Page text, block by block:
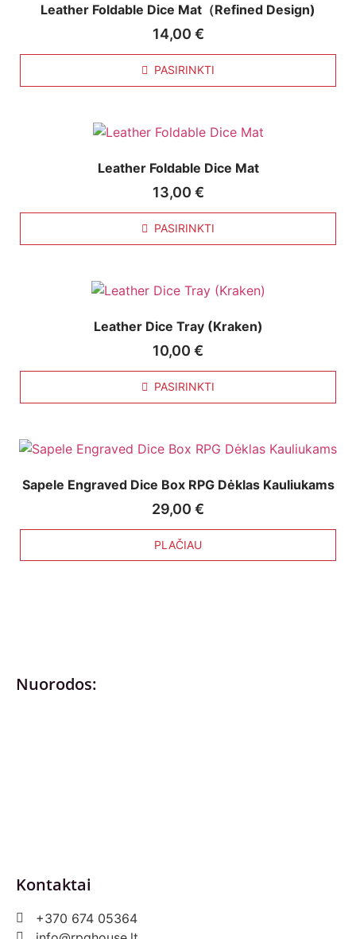
Leather Foldable Dice Mat（Refined Design)
14,00 €
PASIRINKTI
Leather Foldable Dice Mat
13,00 €
PASIRINKTI
Leather Dice Tray (Kraken)
10,00 €
PASIRINKTI
Sapele Engraved Dice Box RPG Dėklas Kauliukams
29,00 €
PLAČIAU
Nuorodos:
Kontaktai
+370 674 05364